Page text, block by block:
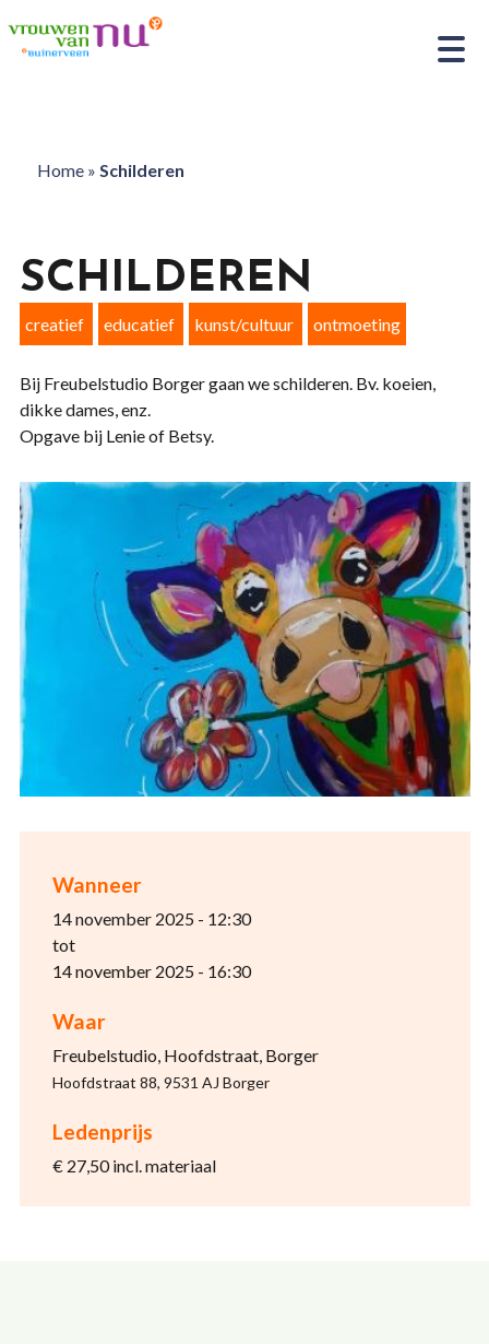
Home» Schilderen
Wanneer
14 november 2025 - 12:30
tot
14 november 2025 - 16:30
Waar
Freubelstudio, Hoofdstraat, Borger
Hoofdstraat 88, 9531 AJ Borger
Ledenprijs
€ 27,50 incl. materiaal
SCHILDEREN
creatief educatief kunst/cultuur ontmoeting
Bij Freubelstudio Borger gaan we schilderen. Bv. koeien,
dikke dames, enz.
Opgave bij Lenie of Betsy.